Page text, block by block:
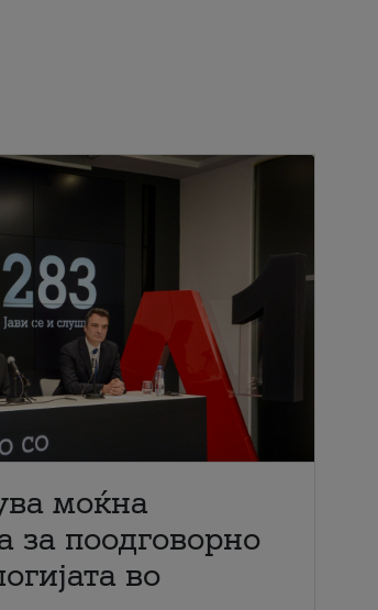
моќна
поодговорно
во